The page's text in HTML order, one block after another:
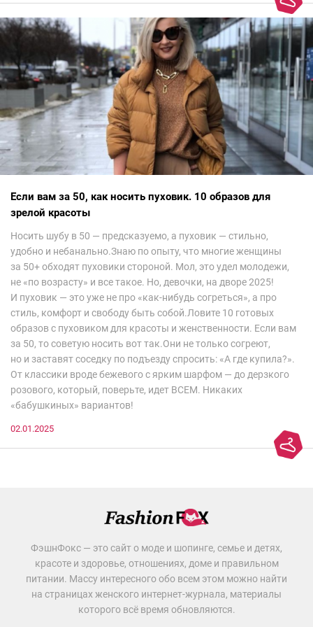
невероятно красиво.Все стереотипы, какие были у меня насчет
арабских дизайнеров, рассеялись как дым. А столько красоты
сегодня сложно увидеть на других известных неделях
мод.Самое интересное сейчас покажу ?
Если вам за 50, как носить пуховик. 10 образов для
зрелой красоты
Носить шубу в 50 — предсказуемо, а пуховик — стильно,
удобно и небанально.Знаю по опыту, что многие женщины
за 50+ обходят пуховики стороной. Мол, это удел молодежи,
не «по возрасту» и все такое. Но, девочки, на дворе 2025!
И пуховик — это уже не про «как-нибудь согреться», а про
стиль, комфорт и свободу быть собой.Ловите 10 готовых
образов с пуховиком для красоты и женственности. Если вам
за 50, то советую носить вот так.Они не только согреют,
но и заставят соседку по подъезду спросить: «А где купила?».
От классики вроде бежевого с ярким шарфом — до дерзкого
розового, который, поверьте, идет ВСЕМ. Никаких
«бабушкиных» вариантов!
02.01.2025
ФэшнФокс — это сайт о моде и шопинге, семье и детях,
красоте и здоровье, отношениях, доме и правильном
питании. Массу интересного обо всем этом можно найти
на страницах женского интернет-журнала, материалы
которого всё время обновляются.